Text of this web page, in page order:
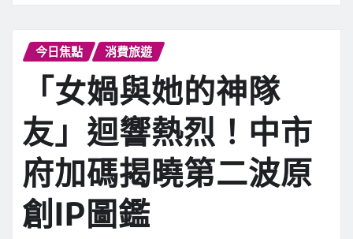
今日焦點 消費旅遊
「女媧與她的神隊
友」迴響熱烈！中市
府加碼揭曉第二波原
創IP圖鑑